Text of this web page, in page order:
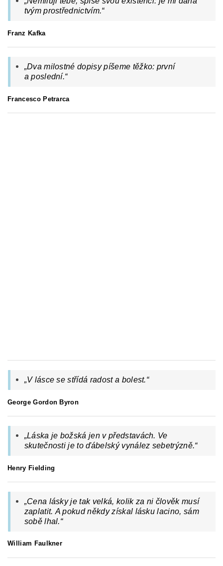
tvým prostřednictvím.“
Franz Kafka
„Dva milostné dopisy píšeme těžko: první
a poslední.“
Francesco Petrarca
„V lásce se střídá radost a bolest.“
George Gordon Byron
„Láska je božská jen v představách. Ve
skutečnosti je to ďábelský vynález sebetrýzně.“
Henry Fielding
„Cena lásky je tak velká, kolik za ni člověk musí
zaplatit. A pokud někdy získal lásku lacino, sám
sobě lhal.“
William Faulkner